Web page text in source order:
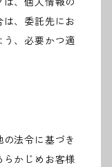
、委託先にお
う、必要かつ適
法令に基づき
かじめお客様